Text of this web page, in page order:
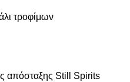
τροφίμων
απόσταξης Still Spirits